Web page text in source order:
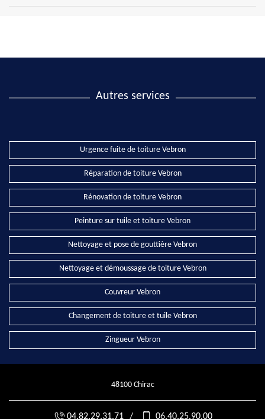
Autres services
Urgence fuite de toiture Vebron
Réparation de toiture Vebron
Rénovation de toiture Vebron
Peinture sur tuile et toiture Vebron
Nettoyage et pose de gouttière Vebron
Nettoyage et démoussage de toiture Vebron
Couvreur Vebron
Changement de toiture et tuile Vebron
Zingueur Vebron
48100 Chirac
04.82.29.31.71 / 06.40.25.90.00